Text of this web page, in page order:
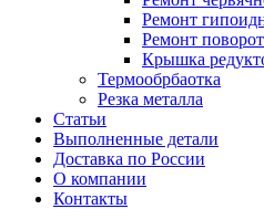
Ремонт
Ремонт
Крышка
Термообрбаотка
Резка металла
Статьи
Выполненные детали
Доставка по России
О компании
Контакты